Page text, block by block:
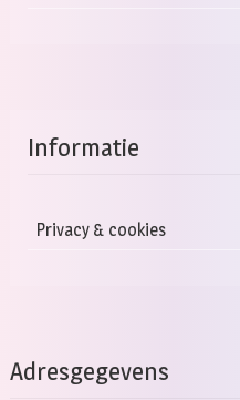
Informatie
Privacy & cookies
Adresgegevens